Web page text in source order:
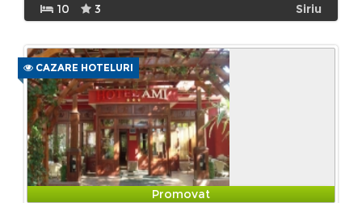
10 3 Siriu
CAZARE HOTELURI
Promovat